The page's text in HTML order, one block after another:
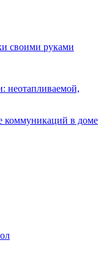
своими руками
неотапливаемой,
коммуникаций в доме